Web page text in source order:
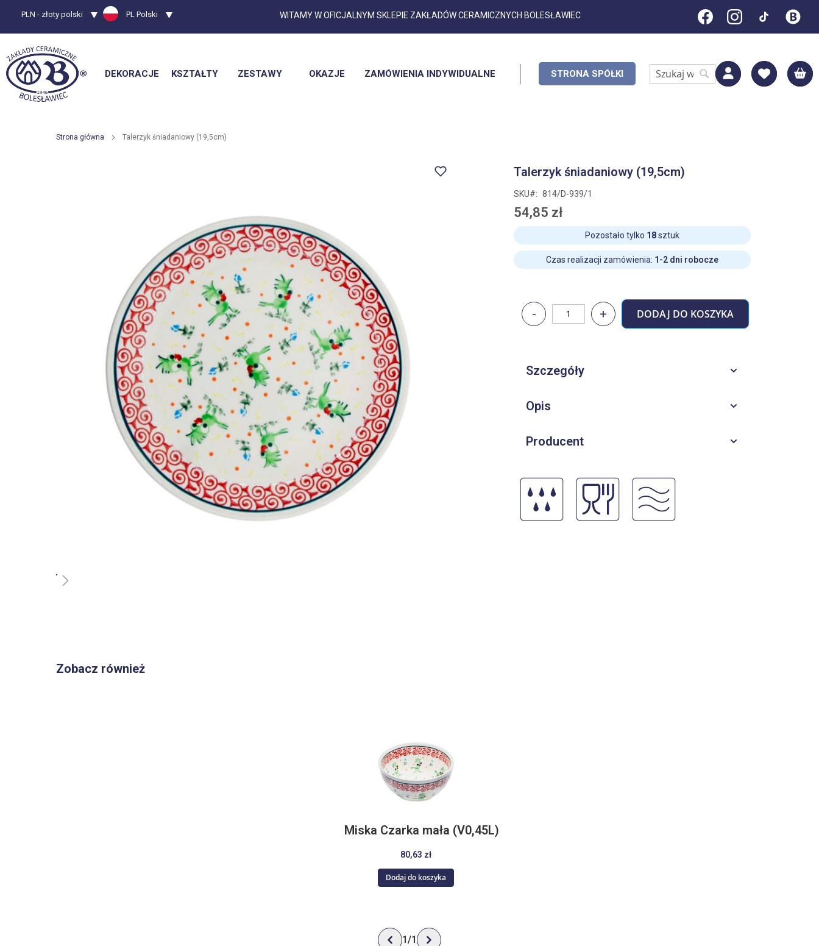
Przejdź
Waluta
PLN - złoty polski Język PL Polski WITAMY W OFICJALNYM SKLEPIE ZAKŁADÓW CERAMICZNYCH BOLESŁAWIEC
DEKORACJE KSZTAŁTY ZESTAWY OKAZJE ZAMÓWIENIA INDYWIDUALNE STRONA SPÓŁKI
Search Search
Strona główna Talerzyk śniadaniowy (19,5cm)
galerii
Talerzyk śniadaniowy (19,5cm)
SKU 814/D-939/1
54,85 zł
Pozostało tylko 18sztuk
Czas realizacji zamówienia: 1-2 dni robocze
Szczegóły
Opis
Producent
DODAJ DO KOSZYKA
- +
Zobacz również
Miska Czarka mała (V0,45L)
80,63 zł
Dodaj do koszyka
1/1